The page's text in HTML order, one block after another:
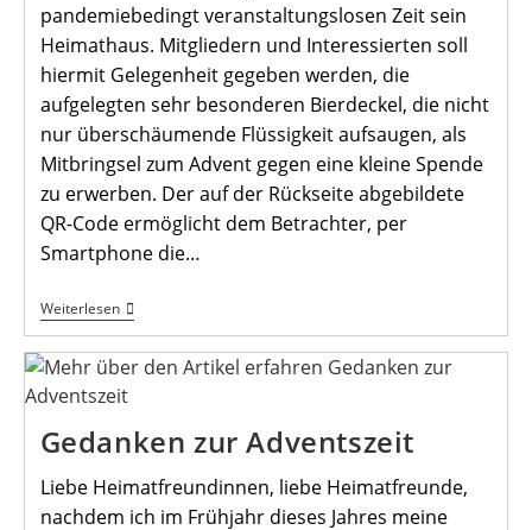
pandemiebedingt veranstaltungslosen Zeit sein
Heimathaus. Mitgliedern und Interessierten soll
hiermit Gelegenheit gegeben werden, die
aufgelegten sehr besonderen Bierdeckel, die nicht
nur überschäumende Flüssigkeit aufsaugen, als
Mitbringsel zum Advent gegen eine kleine Spende
zu erwerben. Der auf der Rückseite abgebildete
QR-Code ermöglicht dem Betrachter, per
Smartphone die…
WeiterlesenBierdeckel
Werden
Heimathaus
Angeboten
Gedanken zur Adventszeit
Liebe Heimatfreundinnen, liebe Heimatfreunde,
nachdem ich im Frühjahr dieses Jahres meine